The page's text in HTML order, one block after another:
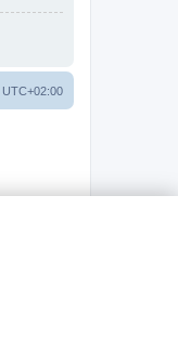
UTC+02:00